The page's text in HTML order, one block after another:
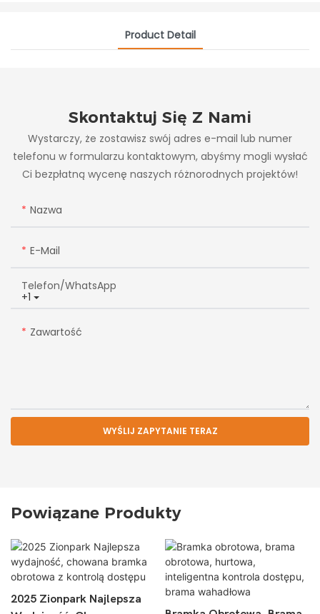
Product Detail
Skontaktuj Się Z Nami
Wystarczy, że zostawisz swój adres e-mail lub numer
telefonu w formularzu kontaktowym, abyśmy mogli wysłać
Ci bezpłatną wycenę naszych różnorodnych projektów!
Nazwa
E-Mail
+1
Telefon/WhatsApp
Zawartość
WYŚLIJ ZAPYTANIE TERAZ
Powiązane Produkty
2025 Zionpark Najlepsza